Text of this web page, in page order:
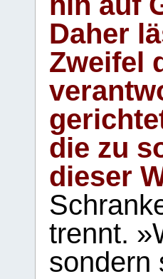
Daher
Zweifel
die zu
dieser
trennt.
sondern